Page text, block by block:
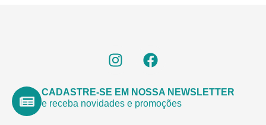
CADASTRE-SE EM NOSSA NEWSLETTER
e receba novidades e promoções